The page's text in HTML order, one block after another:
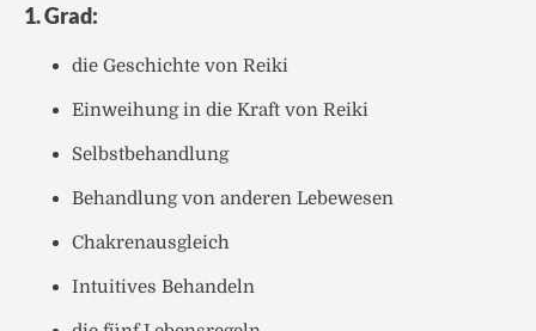
1. Grad:
die Geschichte von Reiki
Einweihung in die Kraft von Reiki
Selbstbehandlung
Behandlung von anderen Lebewesen
Chakrenausgleich
Intuitives Behandeln